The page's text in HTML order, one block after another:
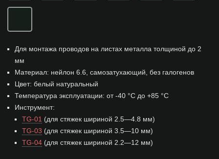
Для монтажа проводов на листах металла толщиной до 2
мм
Материал: нейлон 6.6, самозатухающий, без галогенов
Цвет: белый натуральный
Температура эксплуатации: от -40 °С до +85 °С
Инструмент:
TG-01 (для стяжек шириной 2.5—4.8 мм)
TG-03 (для стяжек шириной 3.5—10 мм)
TG-04 (для стяжек шириной 2.2—12 мм)